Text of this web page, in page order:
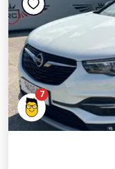
7